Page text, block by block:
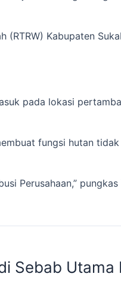
Kabupaten
pada lokasi
fungsi hutan
Perusahaan,” pungkas
Sebab Utama